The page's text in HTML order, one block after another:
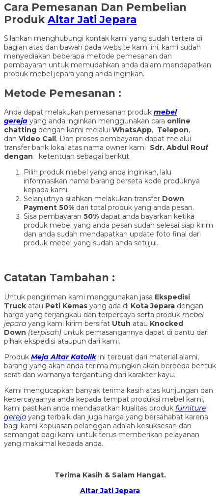
Cara Pemesanan Dan Pembelian
Produk Altar Jati Jepara
Silahkan menghubungi kontak kami yang sudah tertera di
bagian atas dan bawah pada website kami ini, kami sudah
menyediakan beberapa metode pemesanan dan
pembayaran untuk memudahkan anda dalam mendapatkan
produk mebel jepara yang anda inginkan.
Metode Pemesanan :
Anda dapat melakukan pemesanan produk mebel
gereja yang anda inginkan menggunakan cara online
chatting dengan kami melalui WhatsApp, Telepon,
dan Video Call. Dan proses pembayaran dapat melalui
transfer bank lokal atas nama owner kami Sdr. Abdul Rouf
dengan ketentuan sebagai berikut.
Pilih produk mebel yang anda inginkan, lalu
informasikan nama barang berseta kode produknya
kepada kami.
Selanjutnya silahkan melakukan transfer Down
Payment 50% dari total produk yang anda pesan.
Sisa pembayaran 50% dapat anda bayarkan ketika
produk mebel yang anda pesan sudah selesai siap kirim
dan anda sudah mendapatkan update foto final dari
produk mebel yang sudah anda setujui.
Catatan Tambahan :
Untuk pengiriman kami menggunakan jasa Ekspedisi
Truck atau Peti Kemas yang ada di Kota Jepara dengan
harga yang terjangkau dan terpercaya serta produk mebel
jepara yang kami kirim bersifat Utuh atau Knocked
Down (terpisah) untuk pemasangannya dapat di bantu dari
pihak ekspedisi ataupun dari kami.
Produk Meja Altar Katolikini terbuat dari material alami,
barang yang akan anda terima mungkin akan berbeda bentuk
serat dan warnanya tergantung dari karakter kayu.
Kami mengucapkan banyak terima kasih atas kunjungan dan
kepercayaanya anda kepada tempat produksi mebel kami,
kami pastikan anda mendapatkan kualitas produk furniture
gereja yang terbaik dan juga harga yang bersahabat karena
bagi kami kepuasan pelanggan adalah kesuksesan dan
semangat bagi kami untuk terus memberikan pelayanan
yang maksimal kepada anda.
Terima Kasih & Salam Hangat.
Altar Jati Jepara